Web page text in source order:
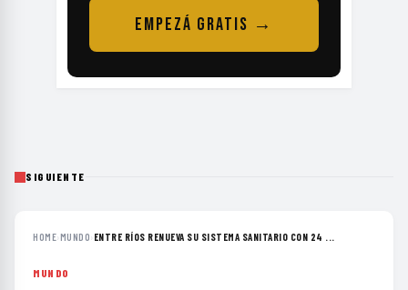
EMPEZÁ GRATIS →
SIGUIENTE
HOME›MUNDO› ENTRE RÍOS RENUEVA SU SISTEMA SANITARIO CON 24 ...
MUNDO